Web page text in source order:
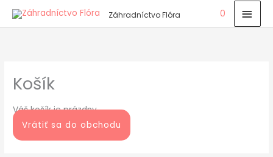
Preskočiť
Záhradníctvo Flóra 0
Košík
Váš košík je prázdny.
Vrátiť sa do obchodu